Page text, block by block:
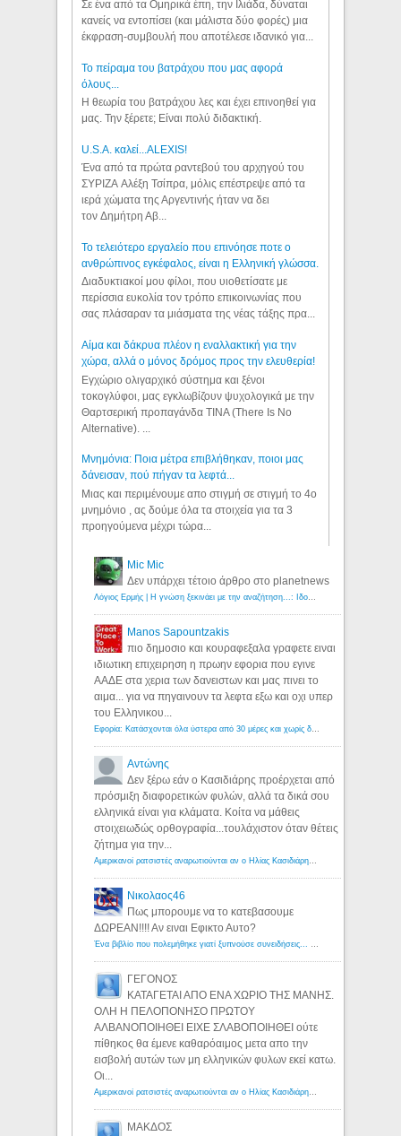
Σε ένα από τα Ομηρικά έπη, την Ιλιάδα, δύναται
κανείς να εντοπίσει (και μάλιστα δύο φορές) μια
έκφραση-συμβουλή που αποτέλεσε ιδανικό για...
Το πείραμα του βατράχου που μας αφορά
όλους...
Η θεωρία του βατράχου λες και έχει επινοηθεί για
μας. Την ξέρετε; Είναι πολύ διδακτική.
U.S.A. καλεί...ALEXIS!
Ένα από τα πρώτα ραντεβού του αρχηγού του
ΣΥΡΙΖΑ Αλέξη Τσίπρα, μόλις επέστρεψε από τα
ιερά χώματα της Αργεντινής ήταν να δει
τον Δημήτρη Αβ...
Το τελειότερο εργαλείο που επινόησε ποτε ο
ανθρώπινος εγκέφαλος, είναι η Ελληνική γλώσσα.
Διαδυκτιακοί μου φίλοι, που υιοθετίσατε με
περίσσια ευκολία τον τρόπο επικοινωνίας που
σας πλάσαραν τα μιάσματα της νέας τάξης πρα...
Αίμα και δάκρυα πλέον η εναλλακτική για την
χώρα, αλλά ο μόνος δρόμος προς την ελευθερία!
Εγχώριο ολιγαρχικό σύστημα και ξένοι
τοκογλύφοι, μας εγκλωβίζουν ψυχολογικά με την
Θαρτσερική προπαγάνδα TINA (There Is No
Alternative). ...
Μνημόνια: Ποια μέτρα επιβλήθηκαν, ποιοι μας
δάνεισαν, πού πήγαν τα λεφτά...
Μιας και περιμένουμε απο στιγμή σε στιγμή το 4ο
μνημόνιο , ας δούμε όλα τα στοιχεία για τα 3
προηγούμενα μέχρι τώρα...
Mic Mic
Δεν υπάρχει τέτοιο άρθρο στο planetnews
Λόγιος Ερμής | Η γνώση ξεκινάει με την αναζήτηση...: Ιδού οι 18 που χρωστούν 11 δις ευρώ!
Manos Sapountzakis
πιο δημοσιο και κουραφεξαλα γραφετε ειναι
ιδιωτικη επιχειρηση η πρωην εφορια που εγινε
ΑΑΔΕ στα χερια των δανειστων και μας πινει το
αιμα... για να πηγαινουν τα λεφτα εξω και οχι υπερ
του Ελληνικου...
Εφορία: Κατάσχονται όλα ύστερα από 30 μέρες και χωρίς δικαστικές αποφάσεις - Λόγιος Ερμής
Αντώνης
Δεν ξέρω εάν ο Κασιδιάρης προέρχεται από
πρόσμιξη διαφορετικών φυλών, αλλά τα δικά σου
ελληνικά είναι για κλάματα. Κοίτα να μάθεις
στοιχειωδώς ορθογραφία...τουλάχιστον όταν θέτεις
ζήτημα για την...
Αμερικανοί ρατσιστές αναρωτιούνται αν ο Ηλίας Κασιδιάρης ανήκει στη λευκή φυλή... - Λόγιος Ερμής
Νικολαος46
Πως μπορουμε να το κατεβασουμε
ΔΩΡΕΑΝ!!!! Αν ειναι Εφικτο Αυτο?
Ένα βιβλίο που πολεμήθηκε γιατί ξυπνούσε συνειδήσεις... - Λόγιος Ερμής | Η γνώση ξεκινάει με την αναζήτηση...
ΓΕΓΟΝΟΣ
ΚΑΤΑΓΕΤΑΙ ΑΠΟ ΕΝΑ ΧΩΡΙΟ ΤΗΣ ΜΑΝΗΣ.
ΟΛΗ Η ΠΕΛΟΠΟΝΗΣΟ ΠΡΩΤΟΥ
ΑΛΒΑΝΟΠΟΙΗΘΕΙ ΕΙΧΕ ΣΛΑΒΟΠΟΙΗΘΕΙ ούτε
πίθηκος θα έμενε καθαρόαιμος μετα απο την
εισβολή αυτών των μη ελληνικών φυλων εκεί κατω.
Οι...
Αμερικανοί ρατσιστές αναρωτιούνται αν ο Ηλίας Κασιδιάρης ανήκει στη λευκή φυλή... - Λόγιος Ερμής
ΜΑΚΔΟΣ